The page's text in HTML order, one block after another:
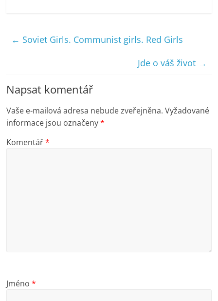
← Soviet Girls. Communist girls. Red Girls
Jde o váš život →
Napsat komentář
Vaše e-mailová adresa nebude zveřejněna. Vyžadované
informace jsou označeny*
Komentář*
Jméno*